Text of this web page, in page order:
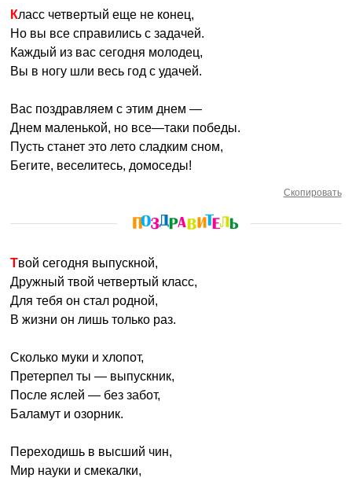
Класс четвертый еще не конец,
Но вы все справились с задачей.
Каждый из вас сегодня молодец,
Вы в ногу шли весь год с удачей.
Вас поздравляем с этим днем —
Днем маленькой, но все—таки победы.
Пусть станет это лето сладким сном,
Бегите, веселитесь, домоседы!
Скопировать
Твой сегодня выпускной,
Дружный твой четвертый класс,
Для тебя он стал родной,
В жизни он лишь только раз.
Сколько муки и хлопот,
Претерпел ты — выпускник,
После яслей — без забот,
Баламут и озорник.
Переходишь в высший чин,
Мир науки и смекалки,